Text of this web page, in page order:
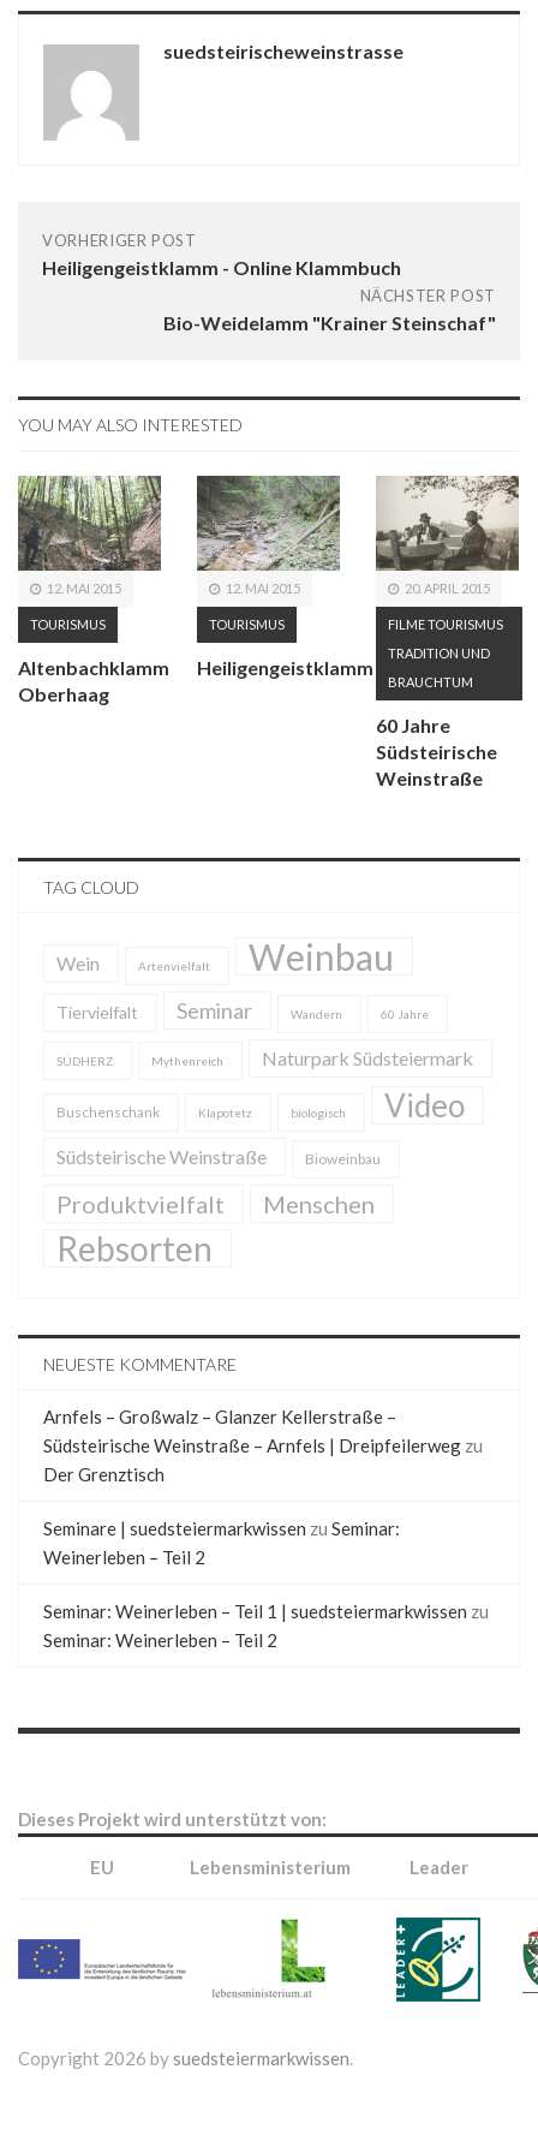
suedsteirischeweinstrasse
VORHERIGER POST
Heiligengeistklamm - Online Klammbuch
NÄCHSTER POST
Bio-Weidelamm "Krainer Steinschaf"
YOU MAY ALSO INTERESTED
12. MAI 2015
TOURISMUS
Altenbachklamm
Oberhaag
12. MAI 2015
TOURISMUS
Heiligengeistklamm
20. APRIL 2015
FILMETOURISMUS
TRADITION UND
BRAUCHTUM
60 Jahre
Südsteirische
Weinstraße
TAG CLOUD
Wein Artenvielfalt Weinbau
Tiervielfalt Seminar Wandern 60 Jahre
SÜDHERZ Mythenreich Naturpark Südsteiermark
Buschenschank Klapotetz biologisch Video
Südsteirische Weinstraße Bioweinbau
Produktvielfalt Menschen
Rebsorten
NEUESTE KOMMENTARE
Arnfels – Großwalz – Glanzer Kellerstraße –
Südsteirische Weinstraße – Arnfels | Dreipfeilerweg zu
Der Grenztisch
Seminare | suedsteiermarkwissen zu Seminar:
Weinerleben – Teil 2
Seminar: Weinerleben – Teil 1 | suedsteiermarkwissen zu
Seminar: Weinerleben – Teil 2
Dieses Projekt wird unterstützt von:
EU Lebensministerium Leader
Copyright 2026 bysuedsteiermarkwissen.